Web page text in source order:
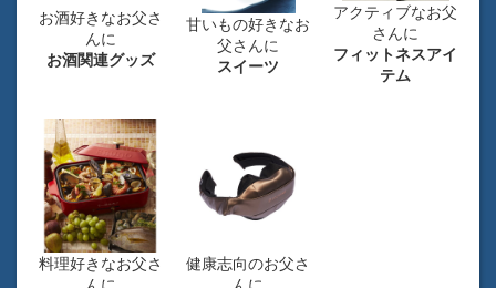
お酒好きなお父さ
んに
お酒関連グッズ
甘いもの好きなお
父さんに
スイーツ
アクティブなお父
さんに
フィットネスアイ
テム
料理好きなお父さ
健康志向のお父さ